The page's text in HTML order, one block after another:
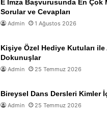
E İmza Başvurusunda En Çok
Sorular ve Cevapları
Admin 1 Ağustos 2026
Kişiye Özel Hediye Kutuları ile
Dokunuşlar
Admin 25 Temmuz 2026
Bireysel Dans Dersleri Kimler
Admin 25 Temmuz 2026